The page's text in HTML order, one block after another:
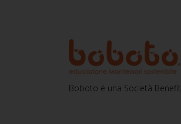
Boboto è una Società Benefit